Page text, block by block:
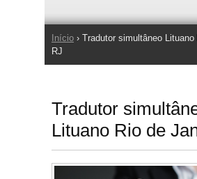
Você está aqui
Início › Tradutor simultâneo
RJ
Tradutor
Lituano Rio de